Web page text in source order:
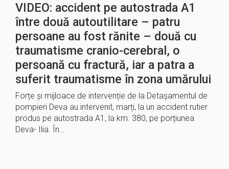
VIDEO: accident pe autostrada A1
între două autoutilitare – patru
persoane au fost rănite – două cu
traumatisme cranio-cerebral, o
persoană cu fractură, iar a patra a
suferit traumatisme în zona umărului
Forțe și mijloace de intervenție de la Detașamentul de
pompieri Deva au intervenit, marți, la un accident rutier
produs pe autostrada A1, la km. 380, pe porțiunea
Deva- Ilia. În…